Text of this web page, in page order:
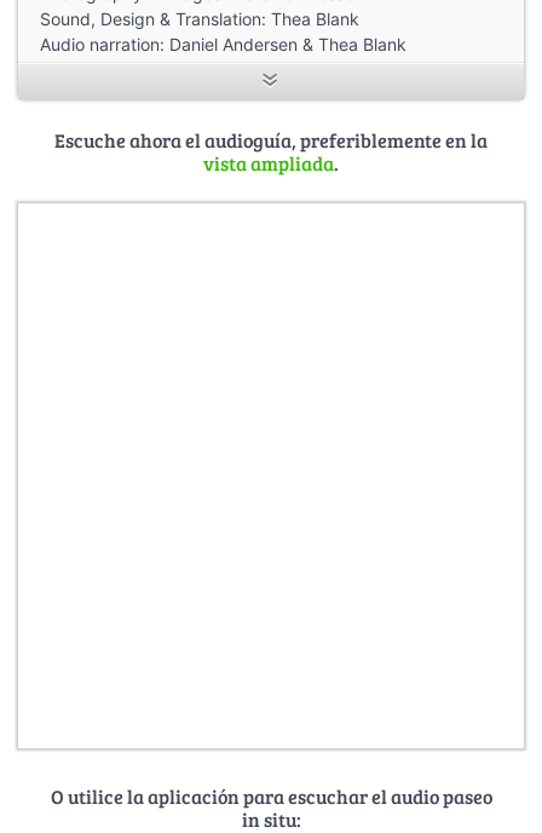
Sound, Design & Translation: Thea Blank
Audio narration: Daniel Andersen & Thea Blank
Mapping & Descriptions: Daniel Andersen
Escuche ahora el audioguía, preferiblemente en la
vista ampliada.
O utilice la aplicación para escuchar el audio paseo
in situ: